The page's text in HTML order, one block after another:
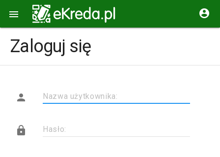


Zaloguj się
 Nazwa użytkownika:
 Hasło: